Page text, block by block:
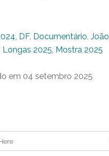
, DF, Documentário, João
Longas 2025, Mostra 2025
em 04 setembro 2025